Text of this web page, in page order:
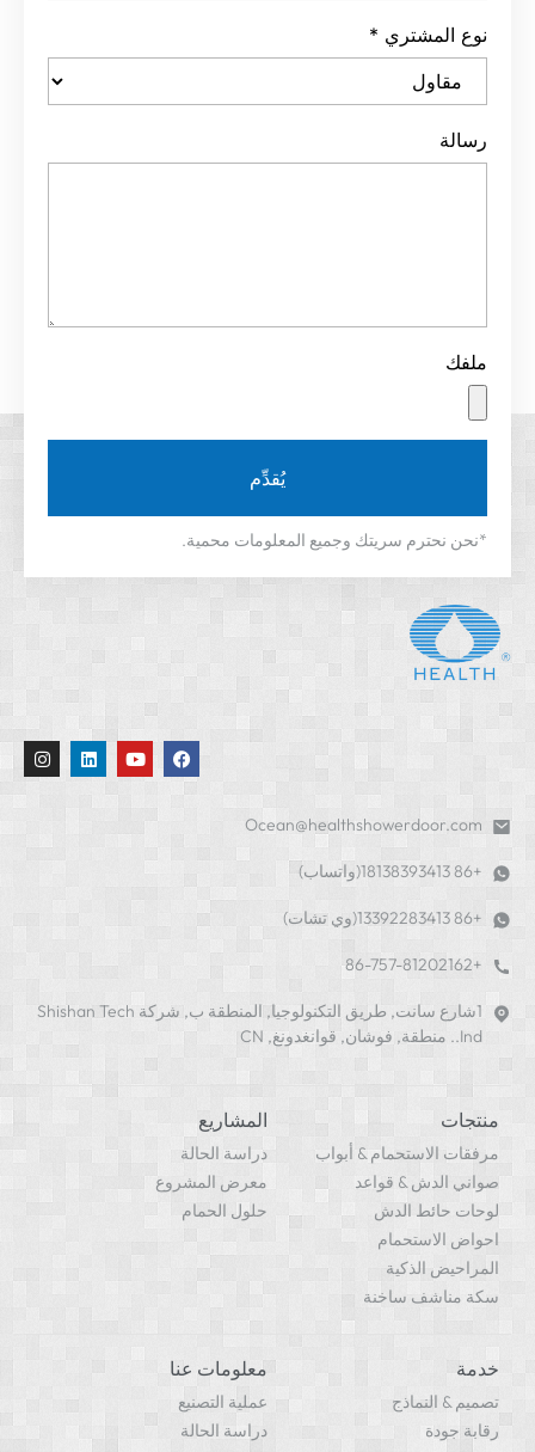
نوع المشتري *
رسالة
ملفك
يُقدِّم
*نحن نحترم سريتك وجميع المعلومات محمية.
Ocean@healthshowerdoor.com
+86 18138393413(واتساب)
+86 13392283413(وي تشات)
+86-757-81202162
1شارع سانت, طريق التكنولوجيا, المنطقة ب, شركة Shishan Tech
Ind.. منطقة, فوشان, قوانغدونغ, CN
منتجات
مرفقات الاستحمام & أبواب
صواني الدش & قواعد
لوحات حائط الدش
احواض الاستحمام
المراحيض الذكية
سكة مناشف ساخنة
المشاريع
دراسة الحالة
معرض المشروع
حلول الحمام
خدمة
تصميم & النماذج
رقابة جودة
معلومات عنا
عملية التصنيع
دراسة الحالة